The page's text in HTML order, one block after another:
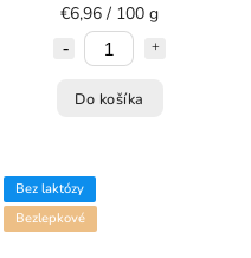
€6,96 / 100 g
Do košíka
Bez laktózy
Bezlepkové